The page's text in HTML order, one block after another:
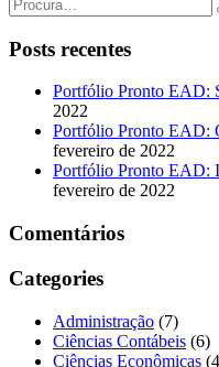
Posts recentes
Portfólio Pronto EAD:
2022
Portfólio Pronto EAD:
fevereiro de 2022
Portfólio Pronto EAD:
fevereiro de 2022
Comentários
Categories
Administração (7)
Ciências Contábeis (6)
Ciências Econômicas